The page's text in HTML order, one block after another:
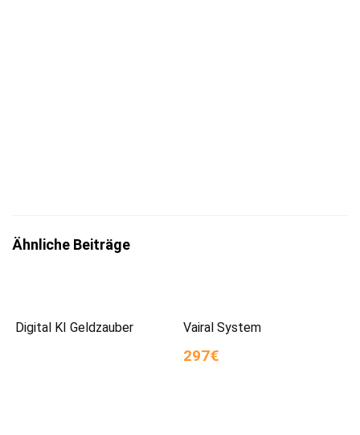
Ähnliche Beiträge
Digital KI Geldzauber Vairal System
297€